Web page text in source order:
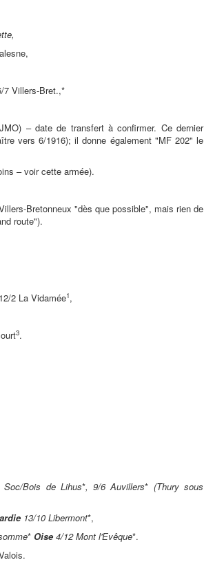
7 Villers-Bret.,*
– date de transfert à confirmer. Ce dernier
vers 6/1916); il donne également "MF 202" le
– voir cette armée).
Bretonneux "dès que possible", mais rien de
route").
2 La Vidamée1,
3.
Bois de Lihus*, 9/6 Auvillers* (Thury sous
13/10 Libermont*,
* Oise 4/12 Mont l'Evêque*.